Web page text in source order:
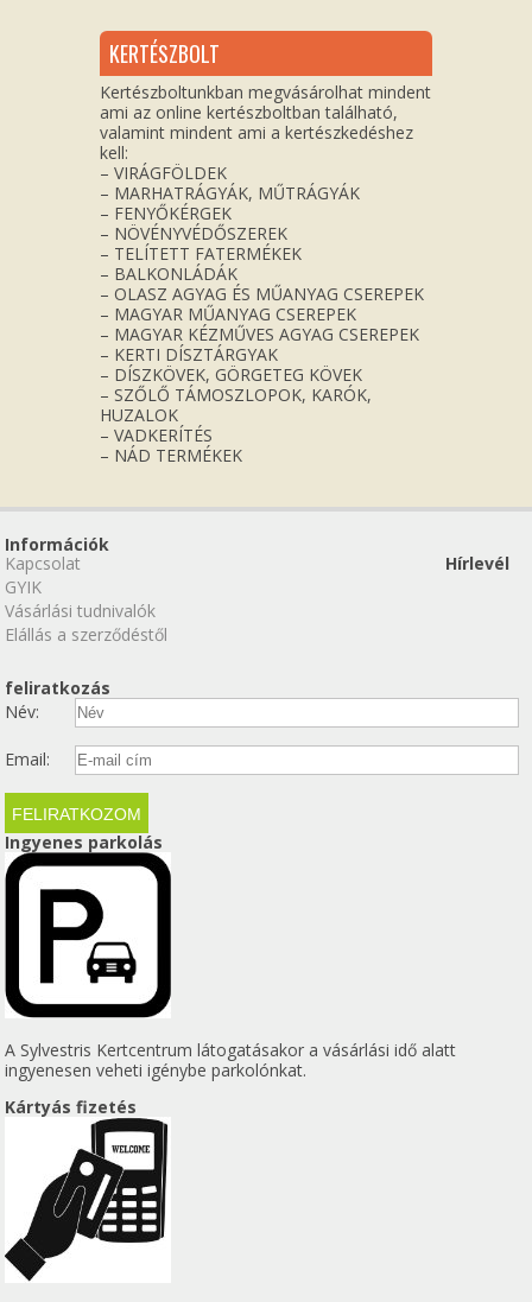
KERTÉSZBOLT
Kertészboltunkban megvásárolhat mindent
ami az online kertészboltban található,
valamint mindent ami a kertészkedéshez
kell:
– VIRÁGFÖLDEK
– MARHATRÁGYÁK, MŰTRÁGYÁK
– FENYŐKÉRGEK
– NÖVÉNYVÉDŐSZEREK
– TELÍTETT FATERMÉKEK
– BALKONLÁDÁK
– OLASZ AGYAG ÉS MŰANYAG CSEREPEK
– MAGYAR MŰANYAG CSEREPEK
– MAGYAR KÉZMŰVES AGYAG CSEREPEK
– KERTI DÍSZTÁRGYAK
– DÍSZKÖVEK, GÖRGETEG KÖVEK
– SZŐLŐ TÁMOSZLOPOK, KARÓK,
HUZALOK
– VADKERÍTÉS
– NÁD TERMÉKEK
Információk
Kapcsolat
GYIK
Vásárlási tudnivalók
Elállás a szerződéstől
Hírlevél
feliratkozás
Név:
Email:
Ingyenes parkolás
A Sylvestris Kertcentrum látogatásakor a vásárlási idő alatt
ingyenesen veheti igénybe parkolónkat.
Kártyás fizetés